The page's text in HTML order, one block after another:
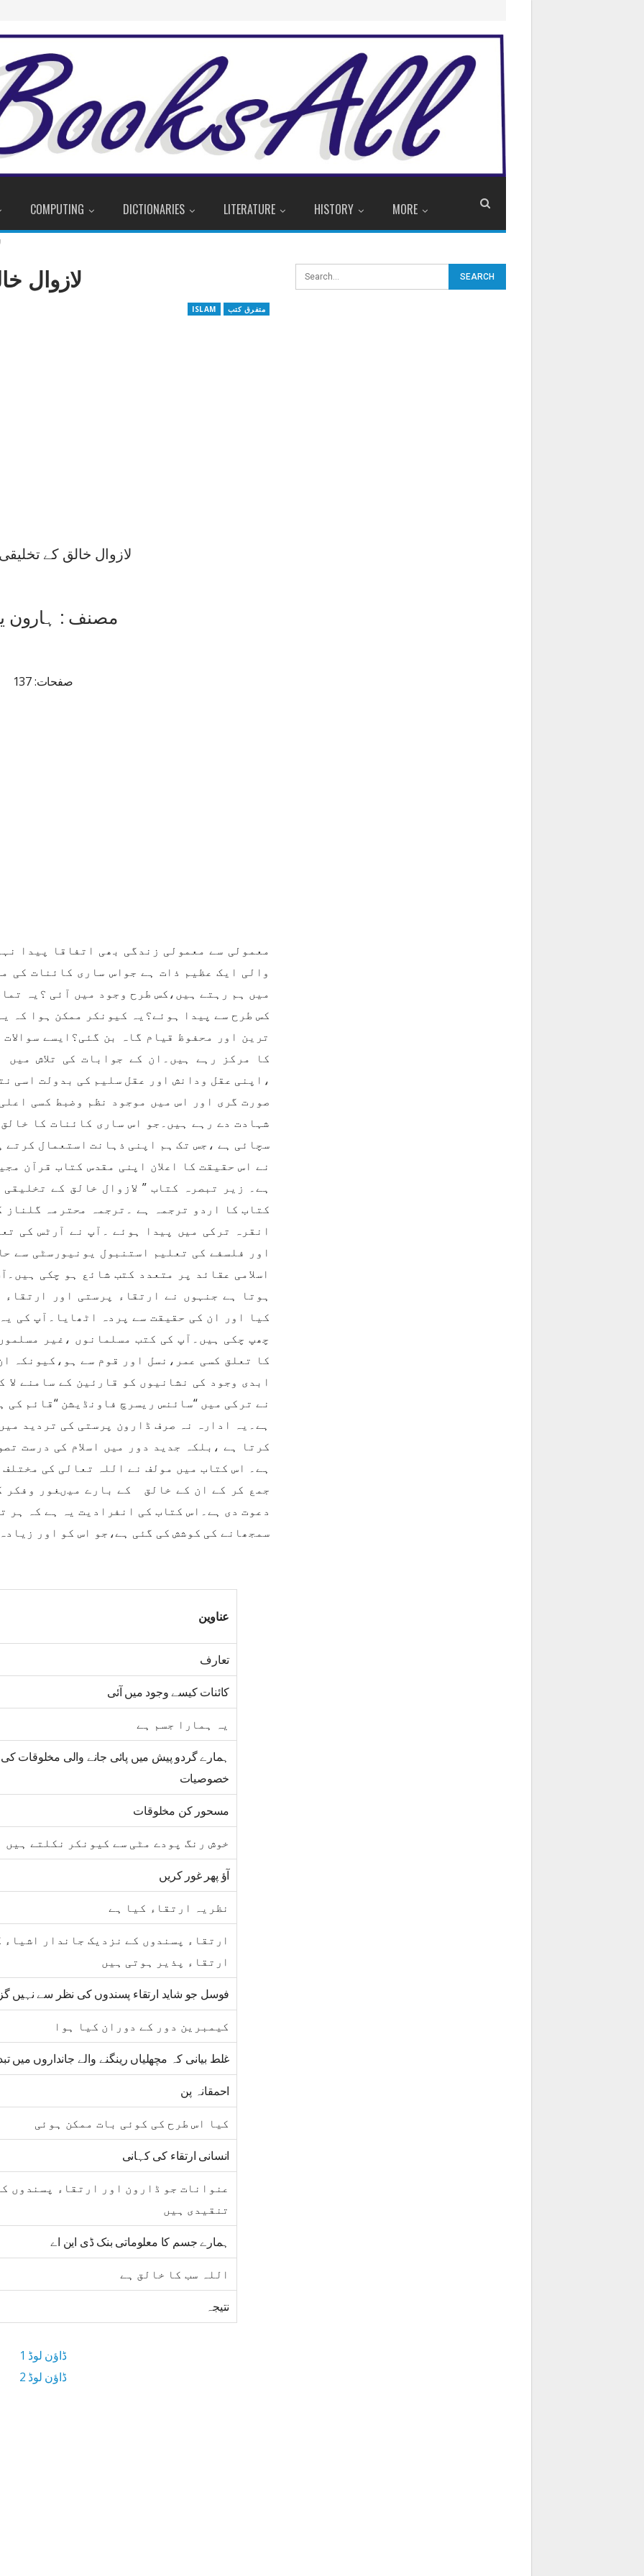
COMPUTING DICTIONARIES LITERATURE HISTORY MORE
لازوال
ISLAM متفرق کتب
لازوال خالق کے
مصنف : ہارون
صفحات: 137
معمولی سے معمولی زندگی بھی اتفاقا پیدا
والی ایک عظیم ذات ہے جواس ساری کائنات کی
میں ہم رہتے ہیں،کس طرح وجود میں آئی ؟یہ
کس طرح سے پیدا ہوئے؟یہ کیونکر ممکن ہوا کہ
ترین اور محفوظ قیام گاہ بن گئی؟ایسے
کا مرکز رہے ہیں۔ان کے جوابات کی تلاش
،اپنی عقل ودانش اور عقل سلیم کی بدولت اسی
صورت گری اور اس میں موجود نظم وضبط کسی
شہادت دے رہے ہیں۔جو اس ساری کائنات کا
سچائی ہے ،جس تک ہم اپنی ذہانت استعمال
نے اس حقیقت کا اعلان اپنی مقدس کتاب قرآن
ہے۔ زیر تبصرہ کتاب ” لازوال خالق کے
انقرہ ترکی میں پیدا ہوئے ۔آپ نے آرٹس کی
اور فلسفے کی تعلیم استنبول یونیورسٹی سے
اسلامی عقائد پر متعدد کتب شائع ہو چکی
ہوتا ہے جنہوں نے ارتقاء پرستی اور
کیا اور ان کی حقیقت سے پردہ اٹھایا۔آپ کی
چھپ چکی ہیں۔آپ کی کتب مسلمانوں ،غیر
کا تعلق کسی عمر،نسل اور قوم سے ہو،کیونکہ
ابدی وجود کی نشانیوں کو قارئین کے سامنے
نے ترکی میں “سائنس ریسرچ فاونڈیشن “قائم
ہے۔یہ ادارہ نہ صرف ڈارون پرستی کی تردید
کرتا ہے ،بلکہ جدید دور میں اسلام کی درست
ہے۔ اس کتاب میں مولف نے اللہ تعالی کی
جمع کر کے ان کے خالق کے بارے میںغور وفکر
دعوت دی ہے۔اس کتاب کی انفرادیت یہ ہے کہ ہر
سمجھانے کی کوشش کی گئی ہے،جو اس کو اور
عناوین
تعارف
کائنات کیسے وجود میں آئی
یہ ہمارا جسم ہے
ہمارے گردو پیش میں پائی جانے والی مخلوقات کی
خصوصیات
مسحور کن مخلوقات
خوش رنگ پودے مٹی سے کیونکر نکلتے ہیں
آؤ پھر غور کریں
نظریہ ارتقاء کیا ہے
ارتقاء پسندوں کے نزدیک جاندار اشیاء
ارتقاء پذیر ہوتی ہیں
فوسل جو شاید ارتقاء پسندوں کی نظر سے نہیں
کیمبرین دور کے دوران کیا ہوا
غلط بیانی کہ مچھلیاں رینگنے والے جانداروں میں
احمقانہ پن
کیا اس طرح کی کوئی بات ممکن ہوئی
انسانی ارتقاء کی کہانی
عنوانات جو ڈارون اور ارتقاء پسندوں
تنقیدی ہیں
ہمارے جسم کا معلوماتی بنک ڈی این اے
اللہ سب کا خالق ہے
نتیجہ
ڈاؤن لوڈ 1
ڈاؤن لوڈ 2